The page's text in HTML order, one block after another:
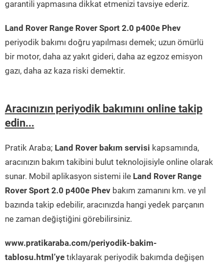
garantili yapmasına dikkat etmenizi tavsiye ederiz.
Land Rover Range Rover Sport 2.0 p400e Phev
periyodik bakımı doğru yapılması demek; uzun ömürlü
bir motor, daha az yakıt gideri, daha az egzoz emisyon
gazı, daha az kaza riski demektir.
Aracınızın periyodik bakımını online takip
edin...
Pratik Araba; Land Rover bakım servisi kapsamında,
aracınızın bakım takibini bulut teknolojisiyle online olarak
sunar. Mobil aplikasyon sistemi ile Land Rover Range
Rover Sport 2.0 p400e Phev bakım zamanını km. ve yıl
bazında takip edebilir, aracınızda hangi yedek parçanın
ne zaman değiştiğini görebilirsiniz.
www.pratikaraba.com/periyodik-bakim-
tablosu.html’ye tıklayarak periyodik bakımda değişen